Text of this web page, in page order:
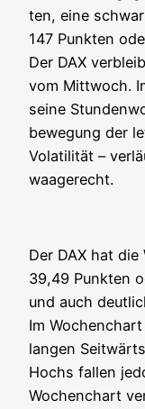
ten, eine
147 Punk­ten
Der DAX
vom Mitt­woch.
sei­ne
be­we­gung der
Vola­ti­li­tät –
waagerecht.
Der DAX hat
39,49 Punk­ten
und auch
Im
lan­gen
Hochs fal­len
Wochen­chart